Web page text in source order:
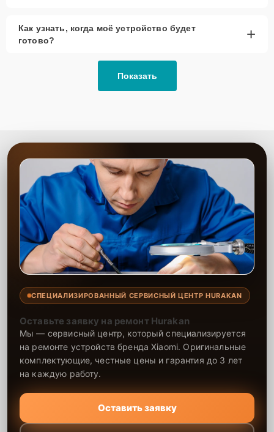
Как узнать, когда моё устройство будет
готово?
+
Показать
СПЕЦИАЛИЗИРОВАННЫЙ СЕРВИСНЫЙ ЦЕНТР HURAKAN
Оставьте заявку на ремонт Hurakan
Мы — сервисный центр, который специализируется
на ремонте устройств бренда Xiaomi. Оригинальные
комплектующие, честные цены и гарантия до 3 лет
на каждую работу.
Оставить заявку